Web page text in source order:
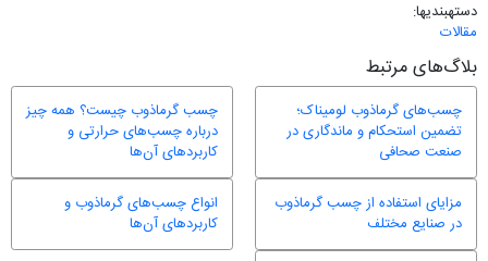
دسته‎بندی‎ها:
مقالات
بلاگ‌های مرتبط
چسب‌های گرماذوب لومیناک؛
تضمین استحکام و ماندگاری در
صنعت صحافی
چسب گرماذوب چیست؟ همه چیز
درباره چسب‌های حرارتی و
کاربردهای آن‌ها
مزایای استفاده از چسب گرماذوب
در صنایع مختلف
انواع چسب‌های گرماذوب و
کاربردهای آن‌ها